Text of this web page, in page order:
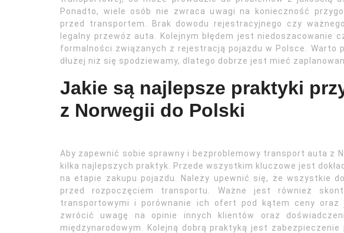
Ponadto, wiele osób nie zwraca uwagi na konieczność
przed transportem. Brak dowodu rejestracyjnego czy
legalny przewóz auta. Kolejnym błędem jest niedoszacowanie
formalności związanych z rejestracją pojazdu w Polsce. Warto
dłużej niż się spodziewamy, dlatego dobrze jest mieć
Jakie są najlepsze praktyki
z Norwegii do Polski
Aby zapewnić sobie sprawny i bezproblemowy transport auta z
kilka najlepszych praktyk. Przede wszystkim kluczowe jest
na etapie zakupu pojazdu. Należy upewnić się, że wszystkie
przed rozpoczęciem transportu. Ważne jest również
transportowymi i porównanie ich ofert pod kątem ceny oraz
zwrócić uwagę na opinie innych klientów oraz
międzynarodowym. Kolejną dobrą praktyką jest